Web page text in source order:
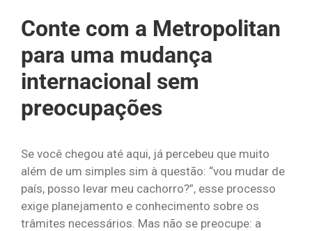
Conte com a Metropolitan
para uma mudança
internacional sem
preocupações
Se você chegou até aqui, já percebeu que muito
além de um simples sim à questão: “vou mudar de
país, posso levar meu cachorro?”, esse processo
exige planejamento e conhecimento sobre os
trâmites necessários. Mas não se preocupe: a